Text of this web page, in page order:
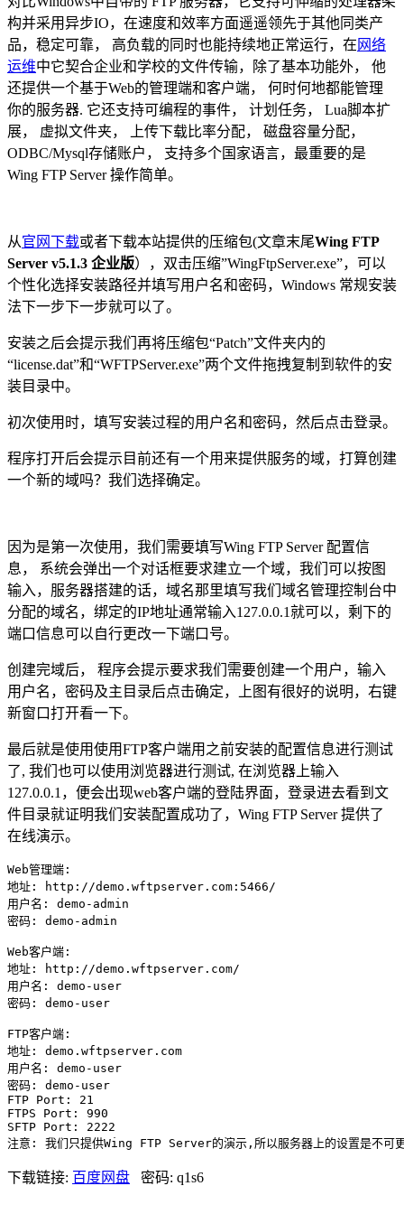
构并采用异步IO，在速度和效率方面遥遥领先于其他同类产
品，稳定可靠， 高负载的同时也能持续地正常运行，在 网络
运维中它契合企业和学校的文件传输，除了基本功能外， 他
还提供一个基于Web的管理端和客户端， 何时何地都能管理
你的服务器. 它还支持可编程的事件， 计划任务， Lua脚本扩
展， 虚拟文件夹， 上传下载比率分配， 磁盘容量分配，
ODBC/Mysql存储账户， 支持多个国家语言，最重要的是
Wing FTP Server 操作简单。
从官网下载或者下载本站提供的压缩包(文章末尾Wing FTP
Server v5.1.3 企业版），双击压缩”WingFtpServer.exe”，可以
个性化选择安装路径并填写用户名和密码，Windows 常规安装
法下一步下一步就可以了。
安装之后会提示我们再将压缩包“Patch”文件夹内的
“license.dat”和“WFTPServer.exe”两个文件拖拽复制到软件的安
装目录中。
初次使用时，填写安装过程的用户名和密码，然后点击登录。
程序打开后会提示目前还有一个用来提供服务的域，打算创建
一个新的域吗？我们选择确定。
因为是第一次使用，我们需要填写Wing FTP Server 配置信
息， 系统会弹出一个对话框要求建立一个域，我们可以按图
输入，服务器搭建的话，域名那里填写我们域名管理控制台中
分配的域名，绑定的IP地址通常输入127.0.0.1就可以，剩下的
端口信息可以自行更改一下端口号。
创建完域后， 程序会提示要求我们需要创建一个用户，输入
用户名，密码及主目录后点击确定，上图有很好的说明，右键
新窗口打开看一下。
最后就是使用使用FTP客户端用之前安装的配置信息进行测试
了, 我们也可以使用浏览器进行测试, 在浏览器上输入
127.0.0.1，便会出现web客户端的登陆界面，登录进去看到文
件目录就证明我们安装配置成功了，Wing FTP Server 提供了
在线演示。
Web管理端:
地址: http://demo.wftpserver.com:5466/
用户名: demo-admin
密码: demo-admin
Web客户端:
地址: http://demo.wftpserver.com/
用户名: demo-user
密码: demo-user
FTP客户端:
地址: demo.wftpserver.com
用户名: demo-user
密码: demo-user
FTP Port: 21
FTPS Port: 990
SFTP Port: 2222
注意: 我们只提供Wing FTP Server的演示,所以服务器上的设置是不可
下载链接: 百度网盘 密码: q1s6